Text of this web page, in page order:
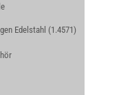
Edelstahl (1.4571)